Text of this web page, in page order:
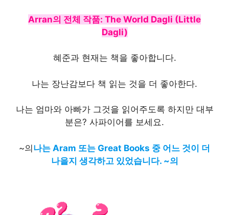
Arran의 전체 작품: The World Dagli (Little
Dagli)
혜준과 현재는 책을 좋아합니다.
나는 장난감보다 책 읽는 것을 더 좋아한다.
나는 엄마와 아빠가 그것을 읽어주도록 하지만 대부
분은? 사파이어를 보세요.
~의나는 Aram 또는 Great Books 중 어느 것이 더
나을지 생각하고 있었습니다. ~의